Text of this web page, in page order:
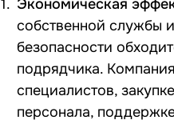
Экономическая
собственной службы
безопасности
подрядчика.
специалистов,
персонала,